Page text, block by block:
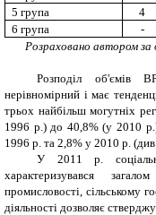
5 група
4
6 група
-
Розраховано автором
Розподіл об'ємів
нерівномірний і має
трьох найбільш могутніх
1996 р.) до 40,8% (у 2010
1996 р. та 2,8% у 2010 р.
У 2011 р.
характеризувався
промисловості, сільському
діяльності дозволяє